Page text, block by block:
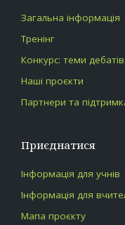
Загальна інформація
Тренінг
Конкурс: теми дебатів
Наші проєкти
Партнери та
Приєднатися
Інформація для учнів
Інформація для
Мапа проєкту